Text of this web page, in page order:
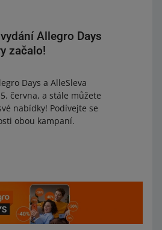
Allegro Days
začalo!
Days a AlleSleva
června, a stále můžete
nabídky! Podívejte se
obou kampaní.